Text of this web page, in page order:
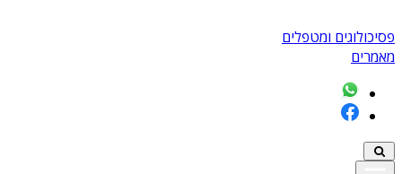
פסיכולוגים ומטפלים
מאמרים